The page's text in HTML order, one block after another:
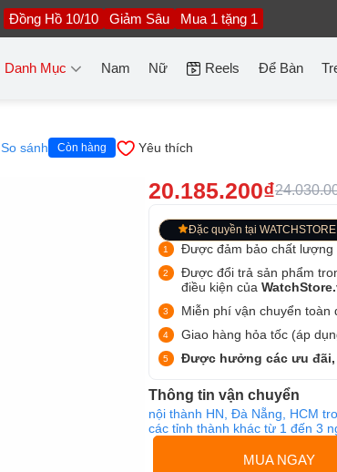
Đồng Hồ 10/10 Giảm Sâu Mua 1 tặng 1
Danh Mục Nam Nữ Reels Để Bàn
So sánh Còn hàng Yêu thích
20.185.200₫
Đặc quyền tại WATCHSTORE
Được đảm bảo chất lượng
Được đổi trả sản phẩm
điều kiện của
Miễn phí vận chuyển toàn
Giao hàng hỏa tốc (áp
Được hưởng các ưu đãi,
Thông tin vận chuyển
nội thành HN, Đà Nẵng, HCM
các tỉnh thành khác từ 1 đến 3
MUA NGAY